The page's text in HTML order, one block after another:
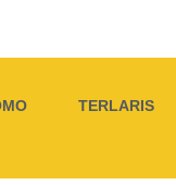
TERLARIS